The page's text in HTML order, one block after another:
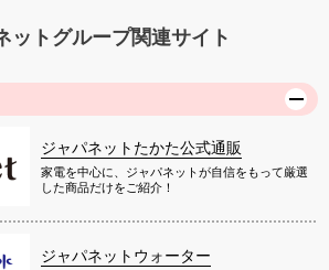
ットグループ関連サイト
ジャパネットたかた公式通販
家電を中心に、ジャパネットが自信をもって厳選
した商品だけをご紹介！
ジャパネットウォーター